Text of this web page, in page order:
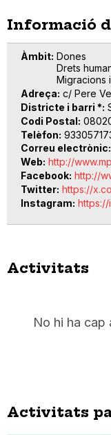
Informació
Àmbit Dones
Drets
Migracions
Adreça c/ Pere
Districte i barri *
Codi Postal
Telèfon
Correu electrònic
Web http://
Facebook http://
Twitter https://
Instagram https://
Activitats
No hi ha cap
Activitats